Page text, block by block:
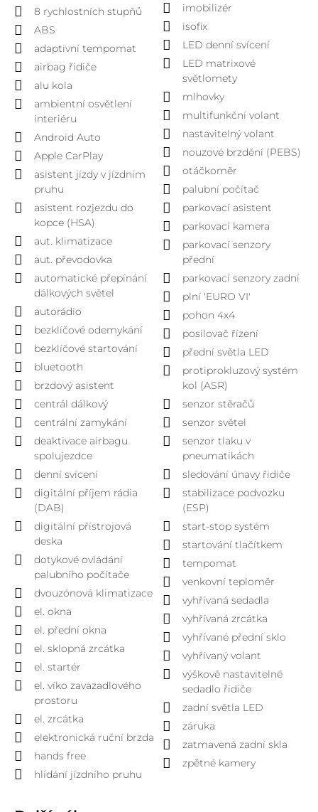
8 rychlostních stupňů
ABS
adaptivní tempomat
airbag řidiče
alu kola
ambientní osvětlení
interiéru
Android Auto
Apple CarPlay
asistent jízdy v jízdním
pruhu
asistent rozjezdu do
kopce (HSA)
aut. klimatizace
aut. převodovka
automatické přepínání
dálkových světel
autorádio
bezklíčové odemykání
bezklíčové startování
bluetooth
brzdový asistent
centrál dálkový
centrální zamykání
deaktivace airbagu
spolujezdce
denní svícení
digitální příjem rádia
(DAB)
digitální přístrojová
deska
dotykové ovládání
palubního počítače
dvouzónová klimatizace
el. okna
el. přední okna
el. sklopná zrcátka
el. startér
el. víko zavazadlového
prostoru
el. zrcátka
elektronická ruční brzda
hands free
hlídání jízdního pruhu
imobilizér
isofix
LED denní svícení
LED matrixové
světlomety
mlhovky
multifunkční volant
nastavitelný volant
nouzové brzdění (PEBS)
otáčkoměr
palubní počítač
parkovací asistent
parkovací kamera
parkovací senzory
přední
parkovací senzory zadní
plní 'EURO VI'
pohon 4x4
posilovač řízení
přední světla LED
protiprokluzový systém
kol (ASR)
senzor stěračů
senzor světel
senzor tlaku v
pneumatikách
sledování únavy řidiče
stabilizace podvozku
(ESP)
start-stop systém
startování tlačítkem
tempomat
venkovní teploměr
vyhřívaná sedadla
vyhřívaná zrcátka
vyhřívané přední sklo
vyhřívaný volant
výškově nastavitelné
sedadlo řidiče
zadní světla LED
záruka
zatmavená zadní skla
zpětné kamery